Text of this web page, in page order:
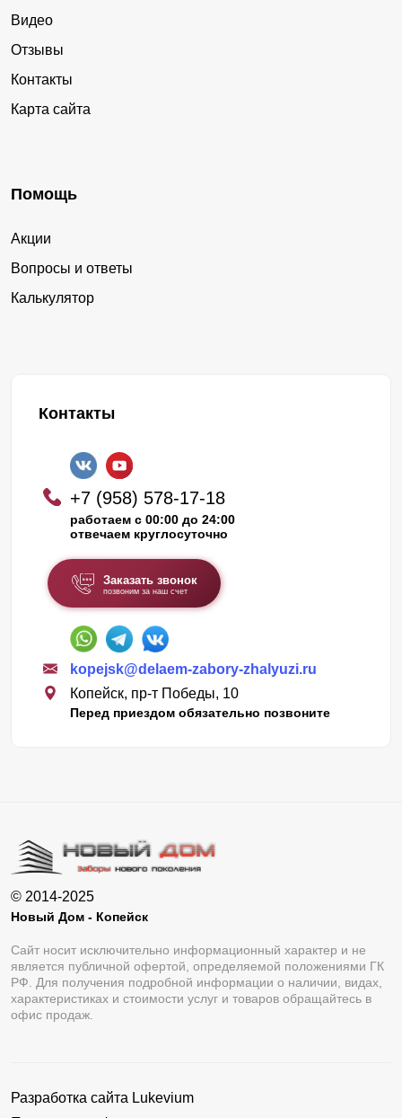
Видео
Отзывы
Контакты
Карта сайта
Помощь
Акции
Вопросы и ответы
Калькулятор
Контакты
+7 (958) 578-17-18
работаем с 00:00 до 24:00
отвечаем круглосуточно
Заказать звонок
позвоним за наш счет
kopejsk@delaem-zabory-zhalyuzi.ru
Копейск, пр-т Победы, 10
Перед приездом обязательно позвоните
© 2014-2025
Новый Дом - Копейск
Сайт носит исключительно информационный характер и не
является публичной офертой, определяемой положениями ГК
РФ. Для получения подробной информации о наличии, видах,
характеристиках и стоимости услуг и товаров обращайтесь в
офис продаж.
Разработка сайта Lukevium